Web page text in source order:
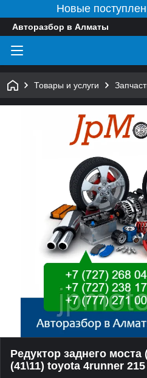
Новые
Авторазбор в Алматы
Товары и услуги
Редуктор заднего
(41\11) toyota 4runner 215